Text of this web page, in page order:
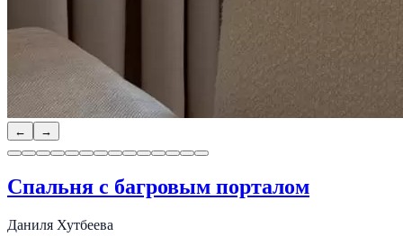
← →
Спальня с багровым порталом
Даниля Хутбеева